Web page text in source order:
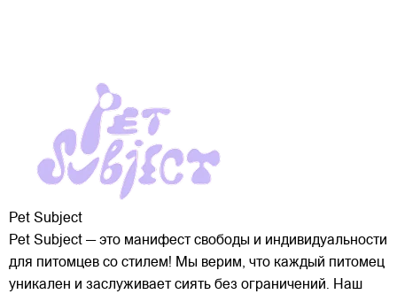
Pet Subject
Pet Subject — это манифест свободы и индивидуальности
для питомцев со стилем! Мы верим, что каждый питомец
уникален и заслуживает сиять без ограничений. Наш